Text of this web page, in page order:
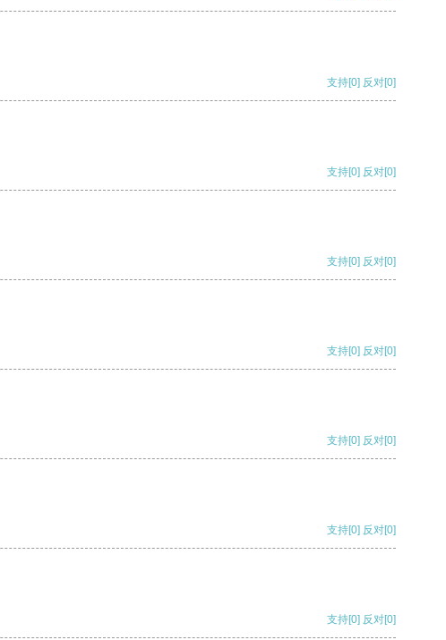
支持[0] 反对[0]
支持[0] 反对[0]
支持[0] 反对[0]
支持[0] 反对[0]
支持[0] 反对[0]
支持[0] 反对[0]
支持[0] 反对[0]